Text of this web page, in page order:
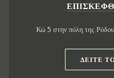
Κώ 5 στην πόλη της
ΔΕΊΤΕ